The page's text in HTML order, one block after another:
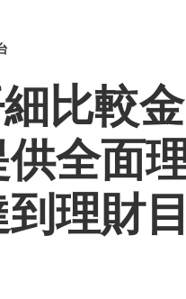
比較金
全面
理財目